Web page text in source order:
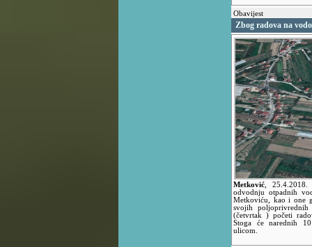
Obavijest
Zbog radova na
Metković
odvodnju otpadnih
Metkoviću, kao i one
svojih
(četvrtak ) početi
Stoga će narednih
ulicom.